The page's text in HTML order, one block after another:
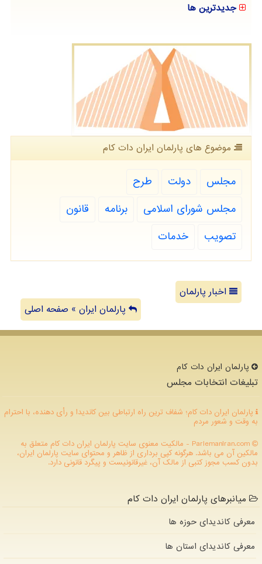
جدیدترین ها
موضوع های پارلمان ایران دات كام
مجلس دولت
طرح
مجلس شورای اسلامی
برنامه
قانون
تصویب
خدمات
اخبار پارلمان
پارلمان ایران » صفحه اصلی
پارلمان ایران دات كام
تبلیغات انتخابات مجلس
پارلمان ایران دات کام؛ شفاف ترین راه ارتباطی بین کاندیدا و رأی دهنده، با احترام
به وقت و شعور مردم
ParlemanIran.com - مالکیت معنوی سایت پارلمان ایران دات كام متعلق به
مالکین آن می باشد. هرگونه کپی برداری از ظاهر و محتوای سایت پارلمان ایران،
بدون کسب مجوز کتبی از مالک آن، غیرقانونیست و پیگرد قانونی دارد.
میانبرهای پارلمان ایران دات کام
معرفی کاندیدای حوزه ها
معرفی کاندیدای استان ها